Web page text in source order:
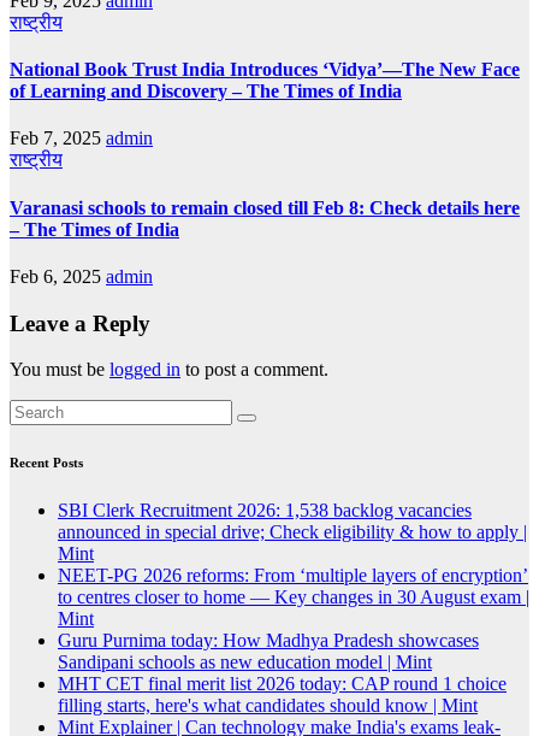
राष्ट्रीय
National Book Trust India Introduces ‘Vidya’—The New Face
of Learning and Discovery – The Times of India
Feb 7, 2025 admin
राष्ट्रीय
Varanasi schools to remain closed till Feb 8: Check details here
– The Times of India
Feb 6, 2025 admin
Leave a Reply
You must be logged in to post a comment.
Recent Posts
SBI Clerk Recruitment 2026: 1,538 backlog vacancies
announced in special drive; Check eligibility & how to apply |
Mint
NEET-PG 2026 reforms: From ‘multiple layers of encryption’
to centres closer to home — Key changes in 30 August exam |
Mint
Guru Purnima today: How Madhya Pradesh showcases
Sandipani schools as new education model | Mint
MHT CET final merit list 2026 today: CAP round 1 choice
filling starts, here's what candidates should know | Mint
Mint Explainer | Can technology make India's exams leak-